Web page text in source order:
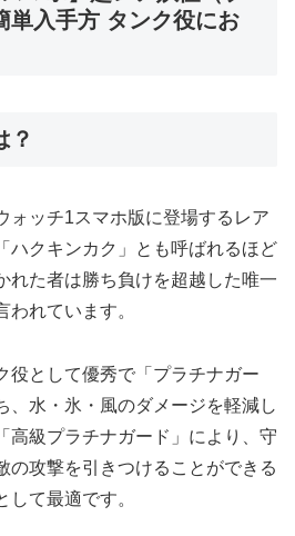
単入手方 タンク役にお
？
ォッチ1スマホ版に登場するレア
ハクキンカク」とも呼ばれるほど
れた者は勝ち負けを超越した唯一
れています。
役として優秀で「プラチナガー
、水・氷・風のダメージを軽減し
高級プラチナガード」により、守
の攻撃を引きつけることができる
して最適です。